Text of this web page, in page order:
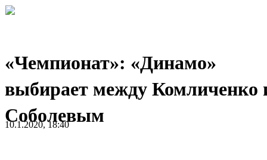
«Чемпионат»: «Динамо»
выбирает между Комличенко
Соболевым
10.1.2020, 18:40